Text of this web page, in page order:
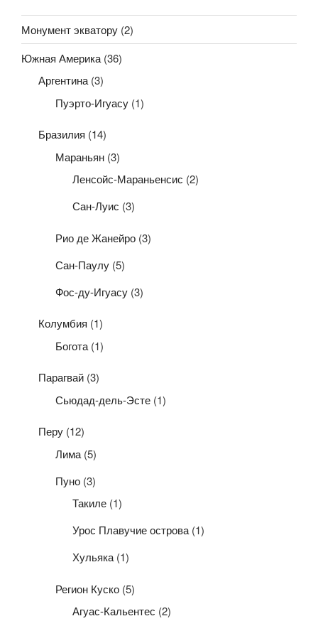
Монумент экватору (2)
Южная Америка (36)
Аргентина(3)
Пуэрто-Игуасу (1)
Бразилия (14)
Мараньян (3)
Ленсойс-Мараньенсис (2)
Сан-Луис (3)
Рио де Жанейро (3)
Сан-Паулу (5)
Фос-ду-Игуасу (3)
Колумбия (1)
Богота (1)
Парагвай (3)
Сьюдад-дель-Эсте (1)
Перу (12)
Лима (5)
Пуно (3)
Такиле (1)
Урос Плавучие острова(1)
Хульяка(1)
Регион Куско (5)
Агуас-Кальентес (2)